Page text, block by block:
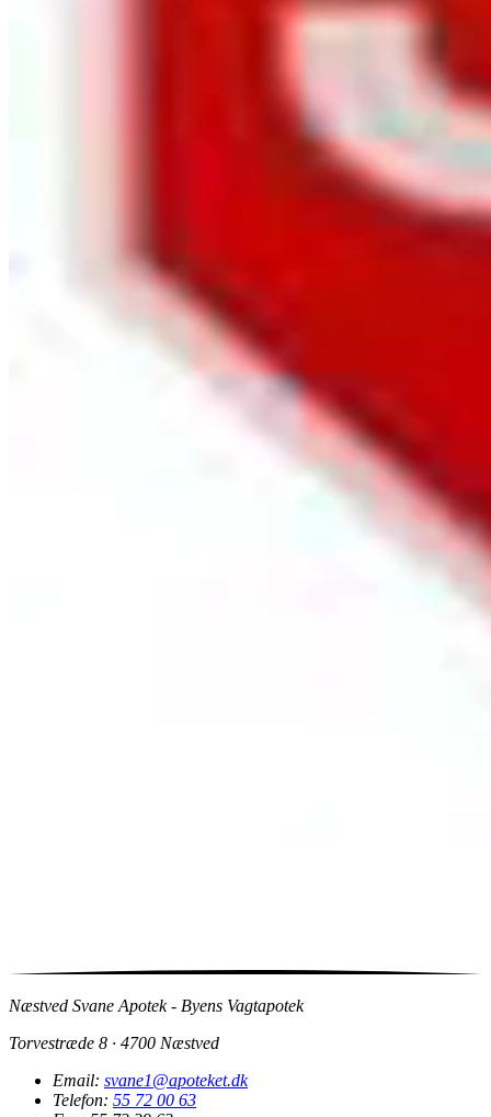
Næstved Svane Apotek - Byens Vagtapotek
Torvestræde 8 · 4700 Næstved
Email: svane1@apoteket.dk
Telefon: 55 72 00 63